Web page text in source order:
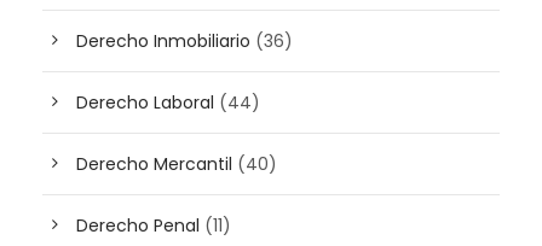
Derecho Inmobiliario (36)
Derecho Laboral (44)
Derecho Mercantil (40)
Derecho Penal (11)